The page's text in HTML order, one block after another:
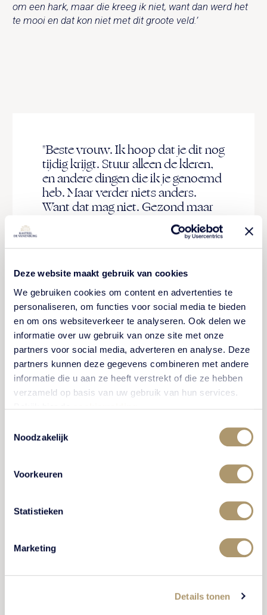
Deze website maakt gebruik van cookies
We gebruiken cookies om content en advertenties te
personaliseren, om functies voor social media te bieden
en om ons websiteverkeer te analyseren. Ook delen we
informatie over uw gebruik van onze site met onze
partners voor social media, adverteren en analyse. Deze
partners kunnen deze gegevens combineren met andere
informatie die u aan ze heeft verstrekt of die ze hebben
verzameld op basis van uw gebruik van hun services.
Noodzakelijk
Voorkeuren
Statistieken
Marketing
Details tonen
om een hark, maar die kreeg ik niet, want dan werd het
te mooi en dat kon niet met dit groote veld.’
"Beste vrouw. Ik hoop dat je dit nog
tijdig krijgt. Stuur alleen de kleren,
en andere dingen die ik je genoemd
heb. Maar verder niets anders.
Want dat mag niet. Gezond maar
Na enige tijd werd het regime harder in het kamp wat
‘Ik schrijf je maar weer na gisteravond, want de chef is